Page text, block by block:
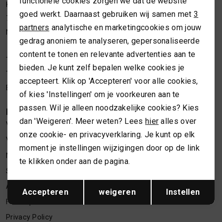
MUTSEN
REGENLAARZEN
ROKKEN
SCHOENEN
SIERADEN
SOKKEN
SOKKEN
T-SHIRTS
TASSEN EN RUGZAKKEN
VESTEN
Kleine Overstraat 36a
7411 JM Deventer
Nederland
Telefoon webshop
Telefoon winkel
06 34373619
E-mailadres
webshop@necessariesbymarlou.nl
KLANTENSERVICE
Vacatures
Verzenden en retourneren
Nieuwsbrief inschrijven
Spaarsysteem
Algemene voorwaarden
Herroepen
Privacy Policy
Analytische cookies
Marketing cookies
Terug Opslaan
goed werkt. Daarnaast gebruiken wij samen met 3
partners analytische en marketingcookies om jouw
gedrag anoniem te analyseren, gepersonaliseerde
content te tonen en relevante advertenties aan te
bieden. Je kunt zelf bepalen welke cookies je
accepteert. Klik op 'Accepteren' voor alle cookies,
of kies 'Instellingen' om je voorkeuren aan te
passen. Wil je alleen noodzakelijke cookies? Kies
dan 'Weigeren'. Meer weten? Lees hier alles over
onze cookie- en privacyverklaring. Je kunt op elk
moment je instellingen wijzigingen door op de link
te klikken onder aan de pagina.
Accepteren weigeren Instellen